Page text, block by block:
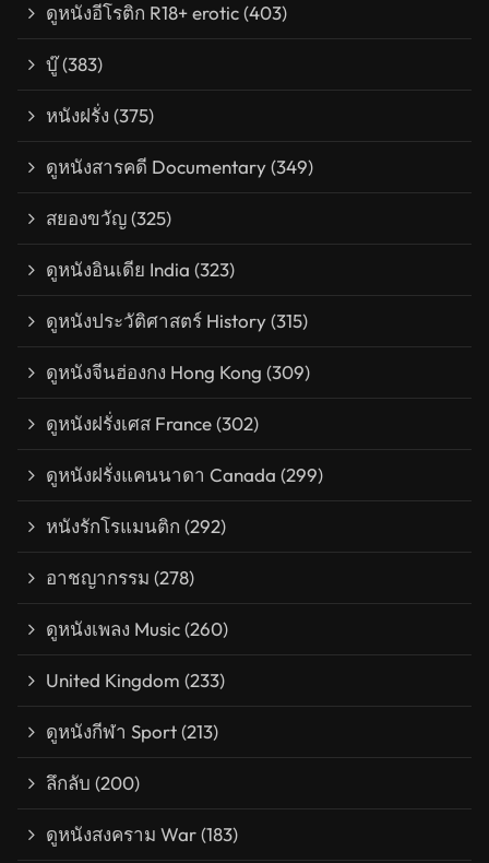
ดูหนังอีโรติก R18+ erotic(403)
บู๊(383)
หนังฝรั่ง (375)
ดูหนังสารคดี Documentary(349)
สยองขวัญ(325)
ดูหนังอินเดีย India (323)
ดูหนังประวัติศาสตร์ History(315)
ดูหนังจีนฮ่องกง Hong Kong (309)
ดูหนังฝรั่งเศส France(302)
ดูหนังฝรั่งแคนนาดา Canada (299)
หนังรักโรแมนติก (292)
อาชญากรรม (278)
ดูหนังเพลง Music(260)
United Kingdom (233)
ดูหนังกีฬา Sport(213)
ลึกลับ (200)
ดูหนังสงคราม War(183)